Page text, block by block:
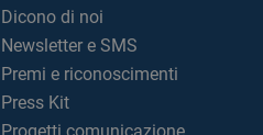
Dicono di noi
Newsletter e SMS
Premi e riconoscimenti
Press Kit
Progetti comunicazione